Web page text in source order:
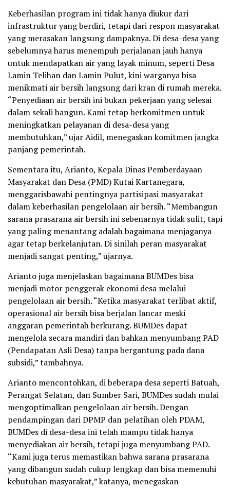
Keberhasilan program ini tidak hanya diukur dari
infrastruktur yang berdiri, tetapi dari respon masyarakat
yang merasakan langsung dampaknya. Di desa-desa yang
sebelumnya harus menempuh perjalanan jauh hanya
untuk mendapatkan air yang layak minum, seperti Desa
Lamin Telihan dan Lamin Pulut, kini warganya bisa
menikmati air bersih langsung dari kran di rumah mereka.
“Penyediaan air bersih ini bukan pekerjaan yang selesai
dalam sekali bangun. Kami tetap berkomitmen untuk
meningkatkan pelayanan di desa-desa yang
membutuhkan,” ujar Aidil, menegaskan komitmen jangka
panjang pemerintah.
Sementara itu, Arianto, Kepala Dinas Pemberdayaan
Masyarakat dan Desa (PMD) Kutai Kartanegara,
menggarisbawahi pentingnya partisipasi masyarakat
dalam keberhasilan pengelolaan air bersih. “Membangun
sarana prasarana air bersih ini sebenarnya tidak sulit, tapi
yang paling menantang adalah bagaimana menjaganya
agar tetap berkelanjutan. Di sinilah peran masyarakat
menjadi sangat penting,” ujarnya.
Arianto juga menjelaskan bagaimana BUMDes bisa
menjadi motor penggerak ekonomi desa melalui
pengelolaan air bersih. “Ketika masyarakat terlibat aktif,
operasional air bersih bisa berjalan lancar meski
anggaran pemerintah berkurang. BUMDes dapat
mengelola secara mandiri dan bahkan menyumbang PAD
(Pendapatan Asli Desa) tanpa bergantung pada dana
subsidi,” tambahnya.
Arianto mencontohkan, di beberapa desa seperti Batuah,
Perangat Selatan, dan Sumber Sari, BUMDes sudah mulai
mengoptimalkan pengelolaan air bersih. Dengan
pendampingan dari DPMP dan pelatihan oleh PDAM,
BUMDes di desa-desa ini telah mampu tidak hanya
menyediakan air bersih, tetapi juga menyumbang PAD.
“Kami juga terus memastikan bahwa sarana prasarana
yang dibangun sudah cukup lengkap dan bisa memenuhi
kebutuhan masyarakat,” katanya, menegaskan